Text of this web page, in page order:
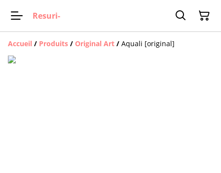
Resuri-
Accueil / Produits / Original Art / Aquali [original]